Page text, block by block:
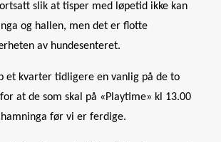
slik at tisper med løpetid ikke kan
og hallen, men det er flotte
av hundesenteret.
et kvarter tidligere en vanlig på de to
at de som skal på «Playtime» kl 13.00
før vi er ferdige.